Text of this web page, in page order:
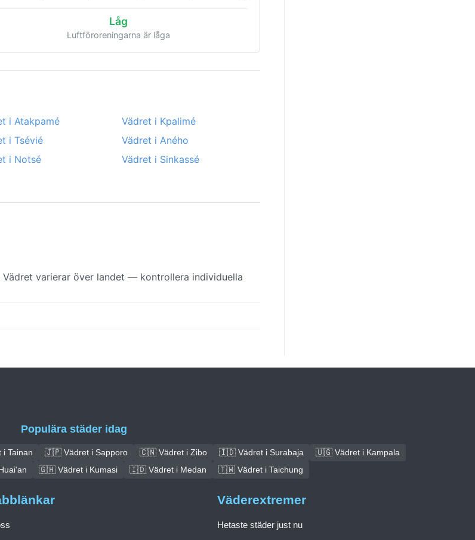
Låg
Luftföroreningarna är låga
i Atakpamé
Vädret i Kpalimé
i Tsévié
Vädret i Aného
i Notsé
Vädret i Sinkassé
varierar över landet — kontrollera individuella
Populära städer idag
Tainan 🇯🇵 Vädret i Sapporo 🇨🇳 Vädret i Zibo 🇮🇩 Vädret i Surabaja
🇺🇬 Vädret i Kampala
🇬🇭 Vädret i Kumasi 🇮🇩 Vädret i Medan 🇹🇼 Vädret i Taichung
Väderextremer
Hetaste städer just nu